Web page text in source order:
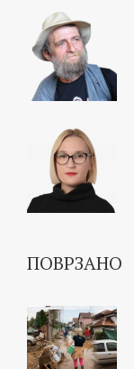
ПОВРЗАНО